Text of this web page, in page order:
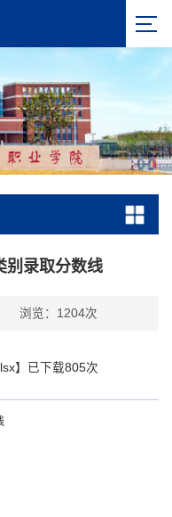
别录取分数线
浏览： 1204次
】已下载805次